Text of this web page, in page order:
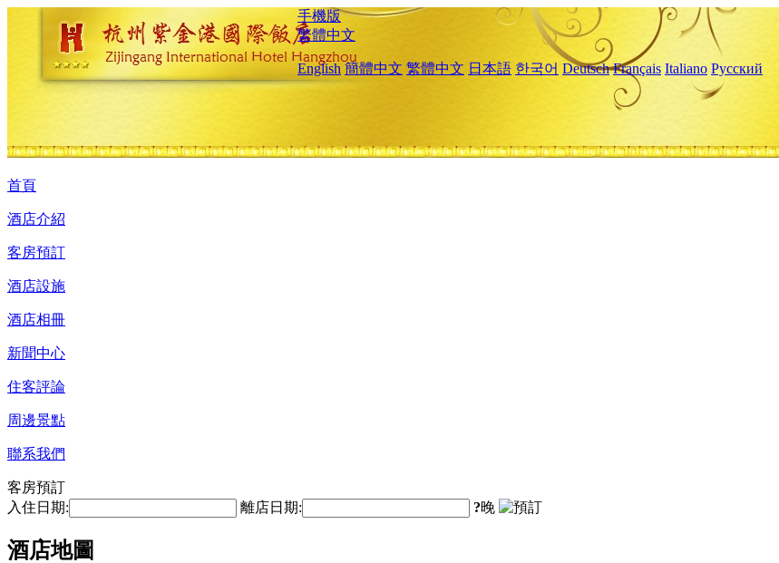
手機版
繁體中文
English 簡體中文 繁體中文 日本語 한국어 Deutsch Français Italiano Русский
首頁
酒店介紹
客房預訂
酒店設施
酒店相冊
新聞中心
住客評論
周邊景點
聯系我們
客房預訂
入住日期:
離店日期: ?晚
酒店地圖